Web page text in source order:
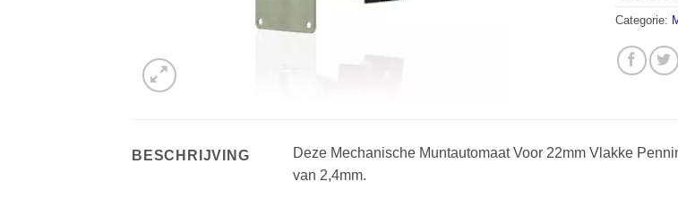
Categorie:
BESCHRIJVING
Deze Mechanische Muntautomaat Voor 22mm Vlakke
van 2,4mm.